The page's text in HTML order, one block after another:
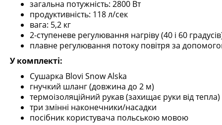
загальна потужність: 2800 Вт
продуктивність: 118 л/сек
вага: 5,2 кг
2-ступеневе регулювання нагріву (40 і 60
плавне регулювання потоку повітря за
У комплекті:
Сушарка Blovi Snow Alska
гнучкий шланг (довжина до 2 м)
термоізоляційний рукав (захищає руки від тепла)
три змінні наконечники/насадки
посібник користувача польською мовою